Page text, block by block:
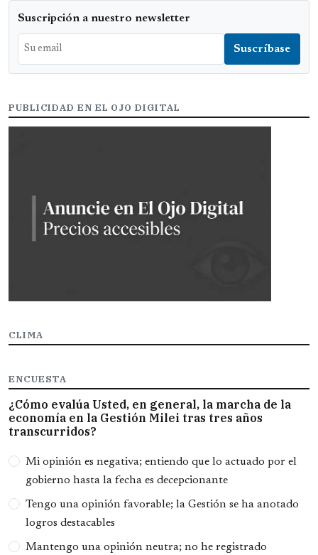
Suscripción a nuestro newsletter
PUBLICIDAD EN EL OJO DIGITAL
CLIMA
ENCUESTA
¿Cómo evalúa Usted, en general, la marcha de la
economía en la Gestión Milei tras tres años
transcurridos?
Opciones
Mi opinión es negativa; entiendo que lo actuado por el
gobierno hasta la fecha es decepcionante
Tengo una opinión favorable; la Gestión se ha anotado
logros destacables
Mantengo una opinión neutra; no he registrado